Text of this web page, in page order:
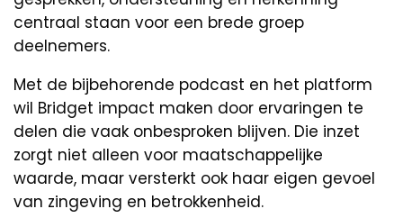
centraal staan voor een brede groep
deelnemers.
Met de bijbehorende podcast en het platform
wil Bridget impact maken door ervaringen te
delen die vaak onbesproken blijven. Die inzet
zorgt niet alleen voor maatschappelijke
waarde, maar versterkt ook haar eigen gevoel
van zingeving en betrokkenheid.